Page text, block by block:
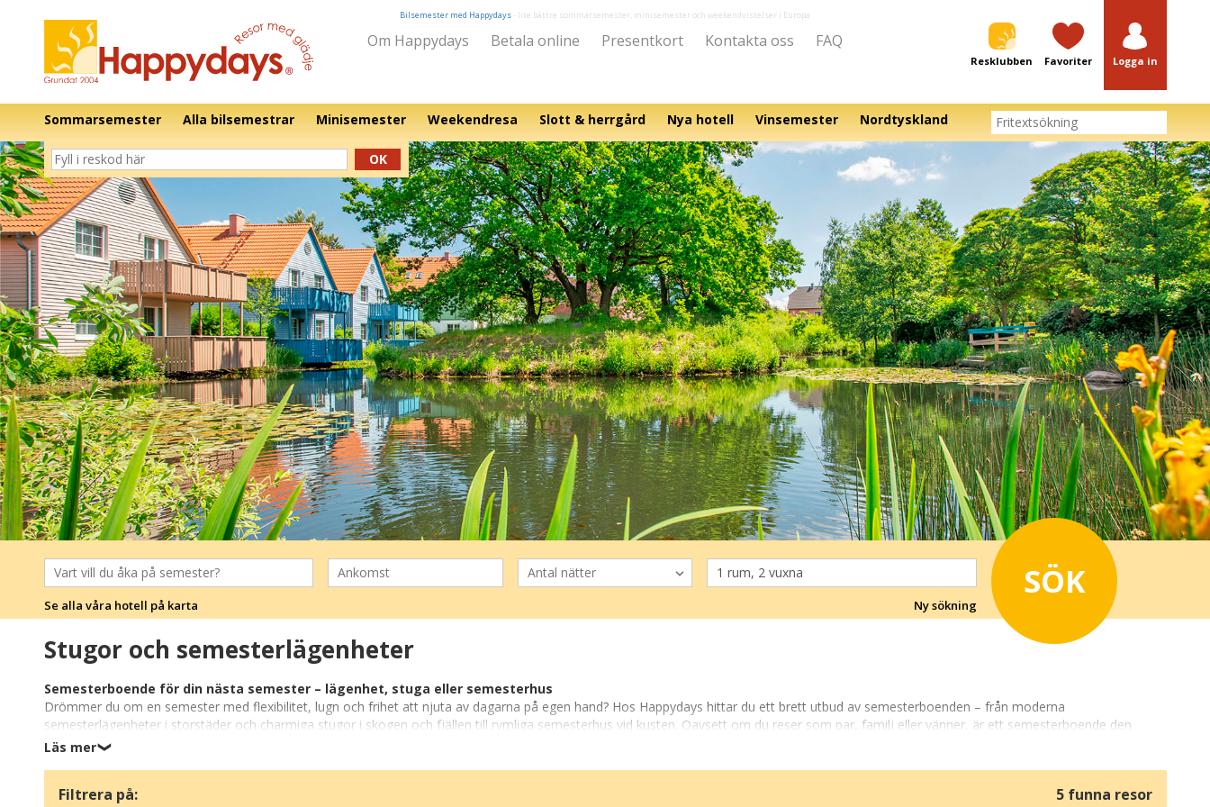
Bilsemester med Happydays - lite bättre sommarsemester, minisemester och weekendvistelser i Europa
Om Happydays Betala online Presentkort Kontakta oss FAQ
Resklubben Favoriter Logga in
Sommarsemester Alla bilsemestrar Minisemester Weekendresa Slott & herrgård Nya hotell Vinsemester Nordtyskland
OK
SÖK
Se alla våra hotell på karta Ny sökning
Stugor och semesterlägenheter
Semesterboende för din nästa semester – lägenhet, stuga eller semesterhus
Drömmer du om en semester med flexibilitet, lugn och frihet att njuta av dagarna på egen hand? Hos Happydays hittar du ett brett utbud av semesterboenden – från moderna
semesterlägenheter i storstäder och charmiga stugor i skogen och fjällen till rymliga semesterhus vid kusten. Oavsett om du reser som par, familj eller vänner, är ett semesterboende den
perfekta basen för både avkoppling och upplevelser. Många av våra semesterboenden ligger i natursköna omgivningar där du kan vakna till fågelsång, frisk luft och vackra utsikter, medan andra
Bekvämt och praktiskt
Läs mer❯
Filtrera på:
5 funna resor